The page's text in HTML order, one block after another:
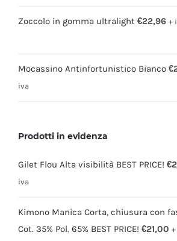
Zoccolo in gomma ultralight €22,96 +
Mocassino Antinfortunistico Bianco €
iva
Prodotti in evidenza
Gilet Flou Alta visibilità BEST PRICE! €
iva
Kimono Manica Corta, chiusura con
Cot. 35% Pol. 65% BEST PRICE! €21,00